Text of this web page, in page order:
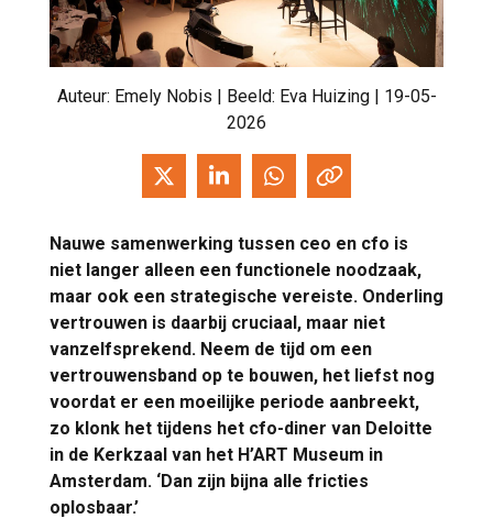
Auteur: Emely Nobis | Beeld: Eva Huizing | 19-05-
2026
Nauwe samenwerking tussen ceo en cfo is
niet langer alleen een functionele noodzaak,
maar ook een strategische vereiste. Onderling
vertrouwen is daarbij cruciaal, maar niet
vanzelfsprekend. Neem de tijd om een
vertrouwensband op te bouwen, het liefst nog
voordat er een moeilijke periode aanbreekt,
zo klonk het tijdens het cfo-diner van Deloitte
in de Kerkzaal van het H’ART Museum in
Amsterdam. ‘Dan zijn bijna alle fricties
oplosbaar.’